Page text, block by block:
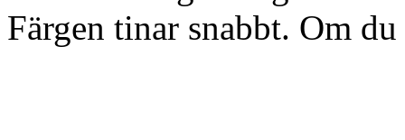
Färgen tinar snabbt. Om